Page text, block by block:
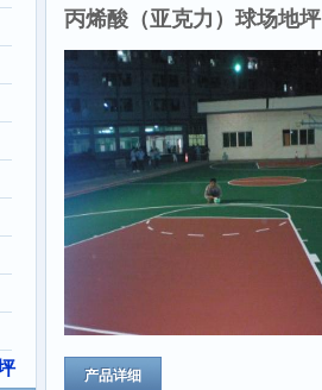
丙烯酸（亚克力）球场地坪
产品详细